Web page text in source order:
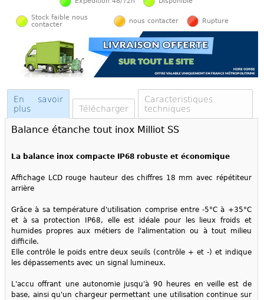
Stock faible nous
contacter
nous contacter Rupture
En savoir
plus
Télécharger
Caracteristiques
techniques
Balance étanche tout inox Milliot SS
La balance inox compacte IP68 robuste et économique
Affichage LCD rouge hauteur des chiffres 18 mm avec répétiteur
arrière
Grâce à sa température d'utilisation comprise entre -5°C à +35°C
et à sa protection IP68, elle est idéale pour les lieux froids et
humides propres aux métiers de l'alimentation ou à tout milieu
difficile.
Elle contrôle le poids entre deux seuils (contrôle + et -) et indique
les dépassements avec un signal lumineux.
L'accu offrant une autonomie jusqu'à 90 heures en veille est de
base, ainsi qu'un chargeur permettant une utilisation continue sur